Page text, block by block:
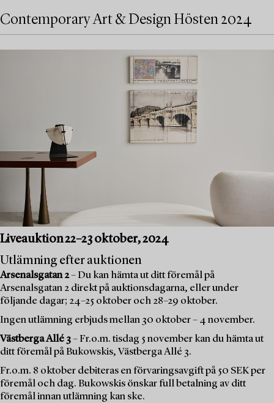
Contemporary Art & Design Hösten 2024
Liveauktion 22–23 oktober, 2024
Utlämning efter auktionen
Arsenalsgatan 2– Du kan hämta ut ditt föremål på
Arsenalsgatan 2 direkt på auktionsdagarna, eller under
följande dagar; 24–25 oktober och 28–29 oktober.
Ingen utlämning erbjuds mellan 30 oktober – 4 november.
Västberga Allé 3– Fr.o.m. tisdag 5 november kan du hämta ut
ditt föremål på Bukowskis, Västberga Allé 3.
Fr.o.m. 8 oktober debiteras en förvaringsavgift på 50 SEK per
föremål och dag. Bukowskis önskar full betalning av ditt
föremål innan utlämning kan ske.